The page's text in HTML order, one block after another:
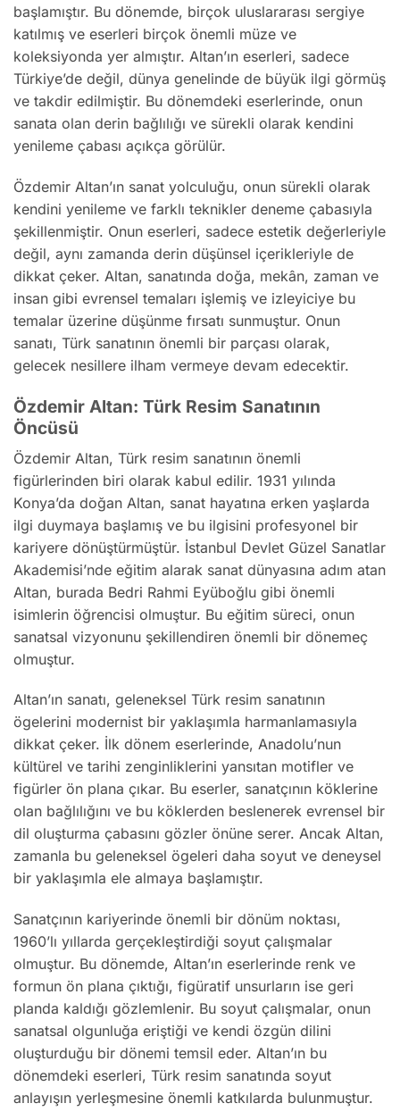
başlamıştır. Bu dönemde, birçok uluslararası sergiye
katılmış ve eserleri birçok önemli müze ve
koleksiyonda yer almıştır. Altan’ın eserleri, sadece
Türkiye’de değil, dünya genelinde de büyük ilgi görmüş
ve takdir edilmiştir. Bu dönemdeki eserlerinde, onun
sanata olan derin bağlılığı ve sürekli olarak kendini
yenileme çabası açıkça görülür.
Özdemir Altan’ın sanat yolculuğu, onun sürekli olarak
kendini yenileme ve farklı teknikler deneme çabasıyla
şekillenmiştir. Onun eserleri, sadece estetik değerleriyle
değil, aynı zamanda derin düşünsel içerikleriyle de
dikkat çeker. Altan, sanatında doğa, mekân, zaman ve
insan gibi evrensel temaları işlemiş ve izleyiciye bu
temalar üzerine düşünme fırsatı sunmuştur. Onun
sanatı, Türk sanatının önemli bir parçası olarak,
gelecek nesillere ilham vermeye devam edecektir.
Özdemir Altan: Türk Resim Sanatının
Öncüsü
Özdemir Altan, Türk resim sanatının önemli
figürlerinden biri olarak kabul edilir. 1931 yılında
Konya’da doğan Altan, sanat hayatına erken yaşlarda
ilgi duymaya başlamış ve bu ilgisini profesyonel bir
kariyere dönüştürmüştür. İstanbul Devlet Güzel Sanatlar
Akademisi’nde eğitim alarak sanat dünyasına adım atan
Altan, burada Bedri Rahmi Eyüboğlu gibi önemli
isimlerin öğrencisi olmuştur. Bu eğitim süreci, onun
sanatsal vizyonunu şekillendiren önemli bir dönemeç
olmuştur.
Altan’ın sanatı, geleneksel Türk resim sanatının
ögelerini modernist bir yaklaşımla harmanlamasıyla
dikkat çeker. İlk dönem eserlerinde, Anadolu’nun
kültürel ve tarihi zenginliklerini yansıtan motifler ve
figürler ön plana çıkar. Bu eserler, sanatçının köklerine
olan bağlılığını ve bu köklerden beslenerek evrensel bir
dil oluşturma çabasını gözler önüne serer. Ancak Altan,
zamanla bu geleneksel ögeleri daha soyut ve deneysel
bir yaklaşımla ele almaya başlamıştır.
Sanatçının kariyerinde önemli bir dönüm noktası,
1960’lı yıllarda gerçekleştirdiği soyut çalışmalar
olmuştur. Bu dönemde, Altan’ın eserlerinde renk ve
formun ön plana çıktığı, figüratif unsurların ise geri
planda kaldığı gözlemlenir. Bu soyut çalışmalar, onun
sanatsal olgunluğa eriştiği ve kendi özgün dilini
oluşturduğu bir dönemi temsil eder. Altan’ın bu
dönemdeki eserleri, Türk resim sanatında soyut
anlayışın yerleşmesine önemli katkılarda bulunmuştur.